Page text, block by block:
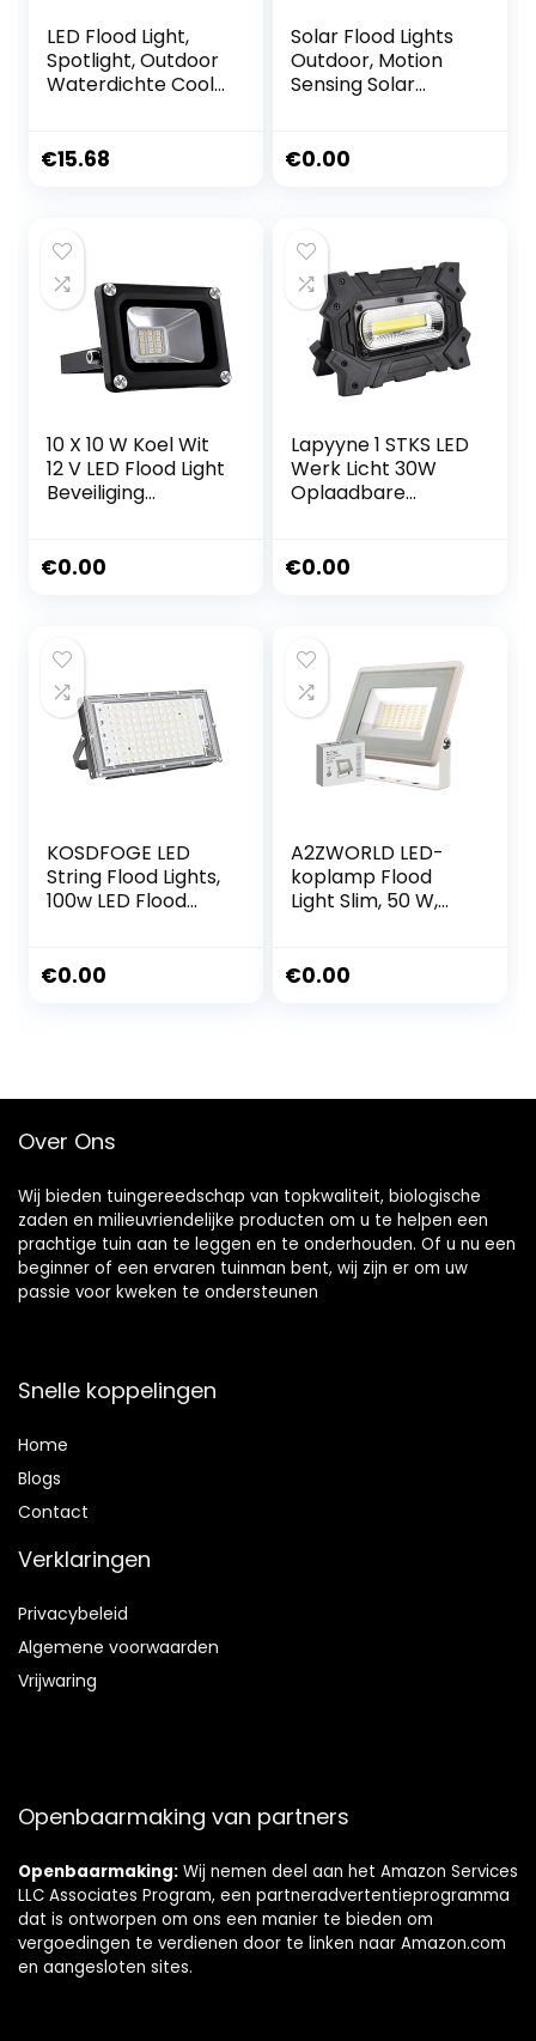
LED Flood Light,
Spotlight, Outdoor
Waterdichte Cool
Court Lawn (10/20
€15.68
Solar Flood Lights
Outdoor, Motion
Sensing Solar
€0.00
10 X 10 W Koel Wit
12 V LED Flood Light
Beveiliging
€0.00
Lapyyne 1 STKS LED
Werk Licht 30W
Oplaadbare
Noodverlichting
€0.00
KOSDFOGE LED
String Flood Lights,
100w LED Flood
120° Stralingshoek
Basketbal, Tuin,
€0.00
A2ZWORLD LED-
koplamp Flood
Light Slim, 50 W,
x 27 mm, behuizing
€0.00
Over Ons
Wij bieden tuingereedschap van topkwaliteit, biologische
zaden en milieuvriendelijke producten om u te helpen een
prachtige tuin aan te leggen en te onderhouden. Of u nu een
beginner of een ervaren tuinman bent, wij zijn er om uw
passie voor kweken te ondersteunen
Snelle koppelingen
Home
Blogs
Contact
Verklaringen
Privacybeleid
Algemene voorwaarden
Vrijwaring
Openbaarmaking van partners
Openbaarmaking: Wij nemen deel aan het Amazon Services
LLC Associates Program, een partneradvertentieprogramma
dat is ontworpen om ons een manier te bieden om
vergoedingen te verdienen door te linken naar Amazon.com
en aangesloten sites.